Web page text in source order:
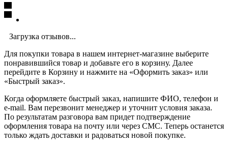
Загрузка отзывов...
Для покупки товара в нашем интернет-магазине выберите
понравившийся товар и добавьте его в корзину. Далее
перейдите в Корзину и нажмите на «Оформить заказ» или
«Быстрый заказ».
Когда оформляете быстрый заказ, напишите ФИО, телефон и
e-mail. Вам перезвонит менеджер и уточнит условия заказа.
По результатам разговора вам придет подтверждение
оформления товара на почту или через СМС. Теперь останется
только ждать доставки и радоваться новой покупке.